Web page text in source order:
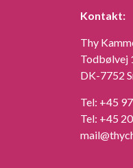
Kontakt:
Thy
Todbølvej
DK-7752
Tel: +45
Tel: +45